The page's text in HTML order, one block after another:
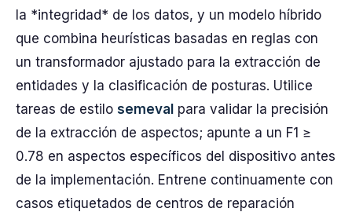
la *integridad* de los datos, y un modelo híbrido
que combina heurísticas basadas en reglas con
un transformador ajustado para la extracción de
entidades y la clasificación de posturas. Utilice
tareas de estilo semeval para validar la precisión
de la extracción de aspectos; apunte a un F1 ≥
0.78 en aspectos específicos del dispositivo antes
de la implementación. Entrene continuamente con
casos etiquetados de centros de reparación